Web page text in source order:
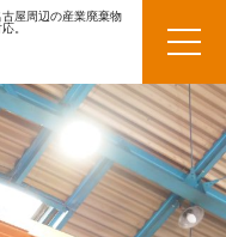
屋周辺の産業廃棄物
。